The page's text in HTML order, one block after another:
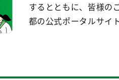
するとともに、皆様の
都の公式ポータルサイト